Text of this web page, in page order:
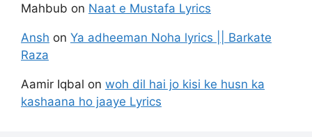
Mahbub on Naat e Mustafa Lyrics
Ansh on Ya adheeman Noha lyrics || Barkate
Raza
Aamir Iqbal on woh dil hai jo kisi ke husn ka
kashaana ho jaaye Lyrics